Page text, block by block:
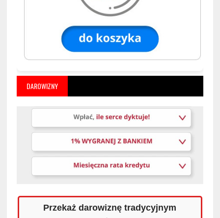
DAROWIZNY
Przekaż darowiznę tradycyjnym